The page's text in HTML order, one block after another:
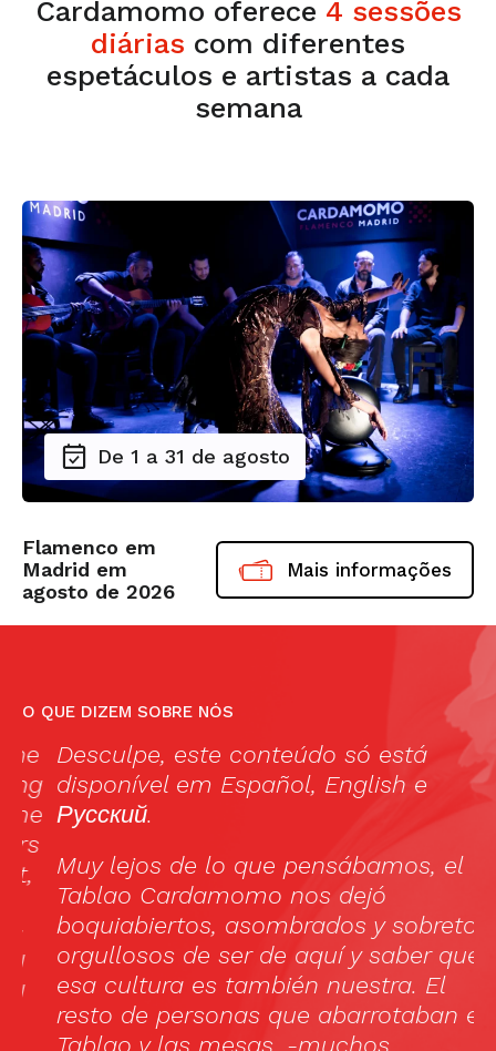
Cardamomo oferece 4 sessões
diárias com diferentes
espetáculos e artistas a cada
semana
De 1 a 31 de agosto
Flamenco em
Madrid em
agosto de 2026
Mais informações
O QUE DIZEM SOBRE NÓS
Desculpe, este conteúdo só está
disponível emEspañol,Englishe
Русский.
Muy lejos de lo que pensábamos, el
Tablao Cardamomo nos dejó
boquiabiertos, asombrados y sobretodo
orgullosos de ser de aquí y saber que
esa cultura es también nuestra. El
resto de personas que abarrotaban el
Tablao y las mesas, -muchos